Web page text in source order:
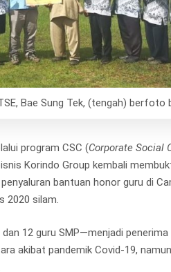
Bae Sung Tek, (tengah)
program CSC (Corporate Social
Korindo Group kembali
bantuan honor guru di
2020 silam.
12 guru SMP—menjadi
akibat pandemik Covid-19,